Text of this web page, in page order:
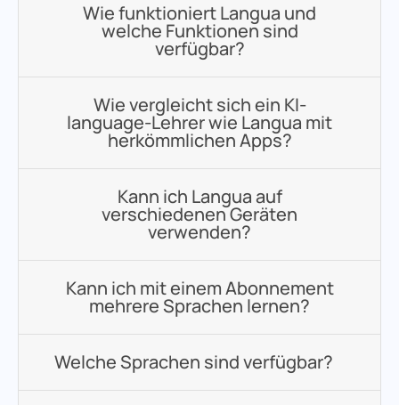
Wie funktioniert Langua und
welche Funktionen sind
verfügbar?
Wie vergleicht sich ein KI-
language-Lehrer wie Langua mit
herkömmlichen Apps?
Kann ich Langua auf
verschiedenen Geräten
verwenden?
Kann ich mit einem Abonnement
mehrere Sprachen lernen?
Welche Sprachen sind verfügbar?